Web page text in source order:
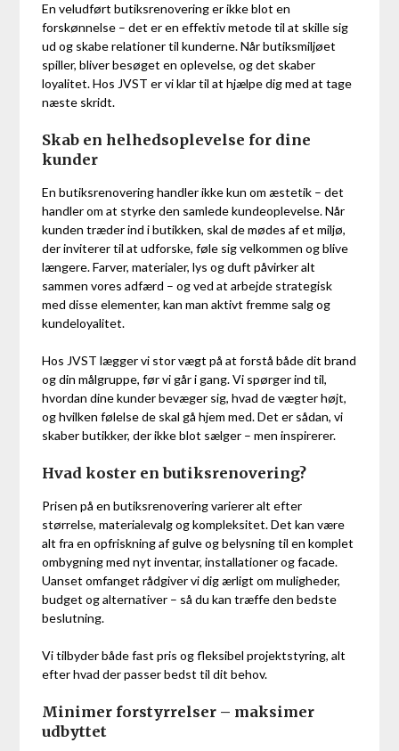
En veludført butiksrenovering er ikke blot en
forskønnelse – det er en effektiv metode til at skille sig
ud og skabe relationer til kunderne. Når butiksmiljøet
spiller, bliver besøget en oplevelse, og det skaber
loyalitet. Hos JVST er vi klar til at hjælpe dig med at tage
næste skridt.
Skab en helhedsoplevelse for dine
kunder
En butiksrenovering handler ikke kun om æstetik – det
handler om at styrke den samlede kundeoplevelse. Når
kunden træder ind i butikken, skal de mødes af et miljø,
der inviterer til at udforske, føle sig velkommen og blive
længere. Farver, materialer, lys og duft påvirker alt
sammen vores adfærd – og ved at arbejde strategisk
med disse elementer, kan man aktivt fremme salg og
kundeloyalitet.
Hos JVST lægger vi stor vægt på at forstå både dit brand
og din målgruppe, før vi går i gang. Vi spørger ind til,
hvordan dine kunder bevæger sig, hvad de vægter højt,
og hvilken følelse de skal gå hjem med. Det er sådan, vi
skaber butikker, der ikke blot sælger – men inspirerer.
Hvad koster en butiksrenovering?
Prisen på en butiksrenovering varierer alt efter
størrelse, materialevalg og kompleksitet. Det kan være
alt fra en opfriskning af gulve og belysning til en komplet
ombygning med nyt inventar, installationer og facade.
Uanset omfanget rådgiver vi dig ærligt om muligheder,
budget og alternativer – så du kan træffe den bedste
beslutning.
Vi tilbyder både fast pris og fleksibel projektstyring, alt
efter hvad der passer bedst til dit behov.
Minimer forstyrrelser – maksimer
udbyttet